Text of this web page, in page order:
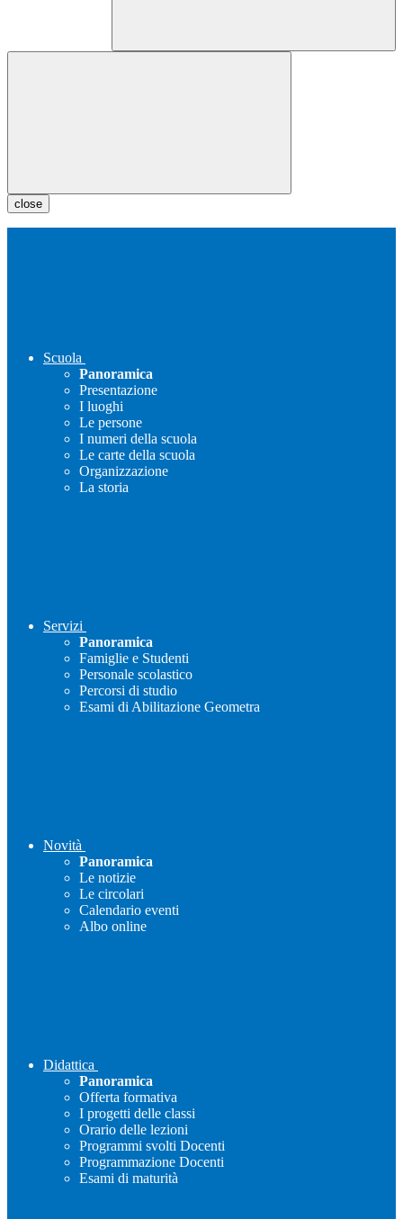
close
Scuola
Panoramica
Presentazione
I luoghi
Le persone
I numeri della scuola
Le carte della scuola
Organizzazione
La storia
Servizi
Panoramica
Famiglie e Studenti
Personale scolastico
Percorsi di studio
Esami di Abilitazione Geometra
Novità
Panoramica
Le notizie
Le circolari
Calendario eventi
Albo online
Didattica
Panoramica
Offerta formativa
I progetti delle classi
Orario delle lezioni
Programmi svolti Docenti
Programmazione Docenti
Esami di maturità